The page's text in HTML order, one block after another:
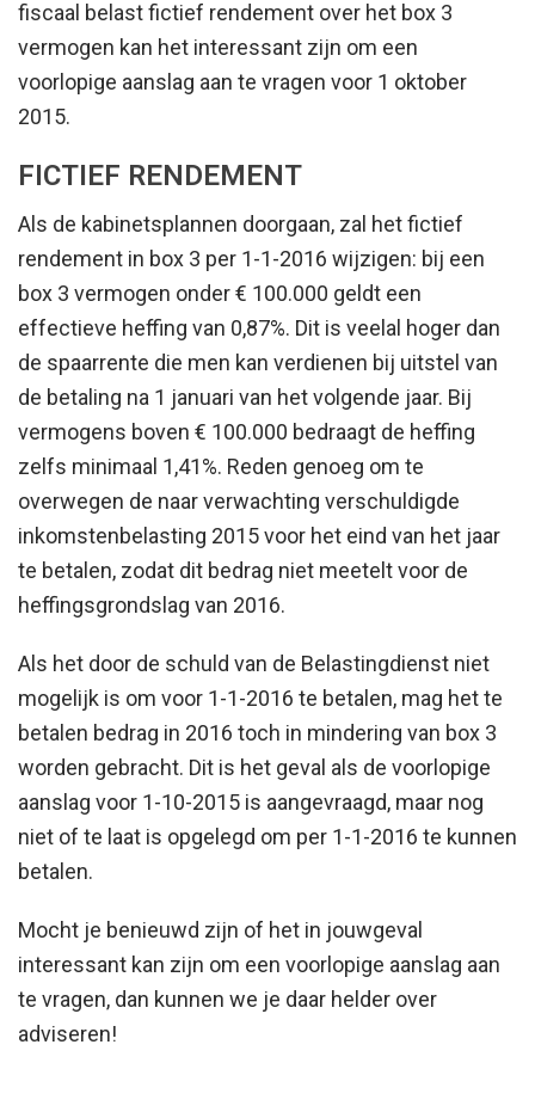
fiscaal belast fictief rendement over het box 3
vermogen kan het interessant zijn om een
voorlopige aanslag aan te vragen voor 1 oktober
2015.
FICTIEF RENDEMENT
Als de kabinetsplannen doorgaan, zal het fictief
rendement in box 3 per 1-1-2016 wijzigen: bij een
box 3 vermogen onder € 100.000 geldt een
effectieve heffing van 0,87%. Dit is veelal hoger dan
de spaarrente die men kan verdienen bij uitstel van
de betaling na 1 januari van het volgende jaar. Bij
vermogens boven € 100.000 bedraagt de heffing
zelfs minimaal 1,41%. Reden genoeg om te
overwegen de naar verwachting verschuldigde
inkomstenbelasting 2015 voor het eind van het jaar
te betalen, zodat dit bedrag niet meetelt voor de
heffingsgrondslag van 2016.
Als het door de schuld van de Belastingdienst niet
mogelijk is om voor 1-1-2016 te betalen, mag het te
betalen bedrag in 2016 toch in mindering van box 3
worden gebracht. Dit is het geval als de voorlopige
aanslag voor 1-10-2015 is aangevraagd, maar nog
niet of te laat is opgelegd om per 1-1-2016 te kunnen
betalen.
Mocht je benieuwd zijn of het in jouwgeval
interessant kan zijn om een voorlopige aanslag aan
te vragen, dan kunnen we je daar helder over
adviseren!